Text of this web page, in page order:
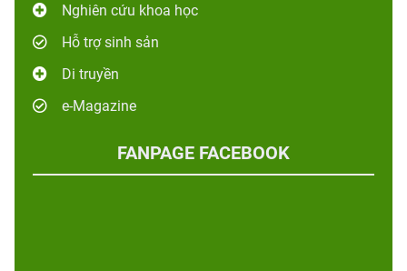
Nghiên cứu khoa học
Hỗ trợ sinh sản
Di truyền
e-Magazine
FANPAGE FACEBOOK